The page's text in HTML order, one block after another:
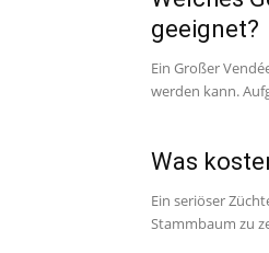
geeignet?
Ein Großer
werden kann.
Was
Ein seriöser
Stammbaum zu